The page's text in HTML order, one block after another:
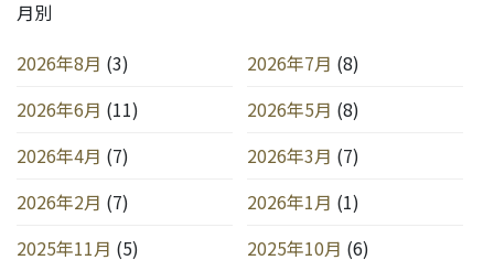
月別
2026年8月 (3) 2026年7月 (8)
2026年6月 (11) 2026年5月 (8)
2026年4月 (7) 2026年3月 (7)
2026年2月 (7) 2026年1月 (1)
2025年11月 (5) 2025年10月 (6)